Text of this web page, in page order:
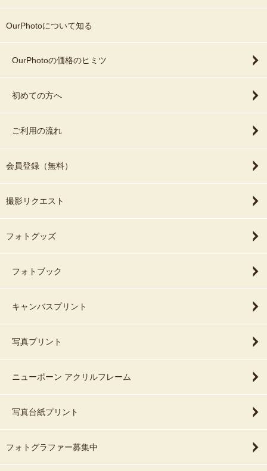
OurPhotoについて知る
OurPhotoの価格のヒミツ
初めての方へ
ご利用の流れ
会員登録（無料）
撮影リクエスト
フォトグッズ
フォトブック
キャンバスプリント
写真プリント
ニューボーン アクリルフレーム
写真台紙プリント
フォトグラファー募集中